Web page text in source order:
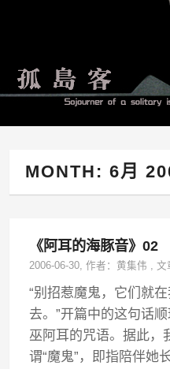
MONTH:6月
《阿耳的海豚音》02
2006-06-30, 作者：黄集伟 ,文
“别招惹魔鬼，它们就
去。”开篇中的这句话
巫阿耳的咒语。据此，
谓“魔鬼”，即指陪伴她